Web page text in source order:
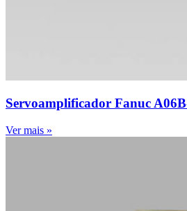
Servoamplificador Fanuc
Ver mais »